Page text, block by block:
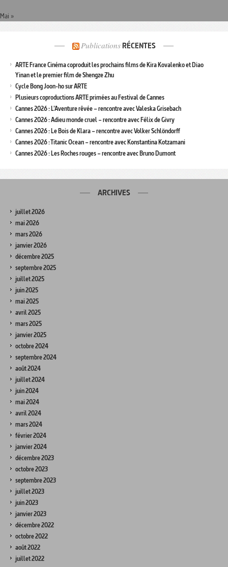
Mai »
Publications RÉCENTES
ARTE France Cinéma coproduit les prochains films de Kira Kovalenko et Diao
Yinan et le premier film de Shengze Zhu
Cycle Bong Joon-ho sur ARTE
Plusieurs coproductions ARTE primées au Festival de Cannes
Cannes 2026 : L’Aventure rêvée – rencontre avec Valeska Grisebach
Cannes 2026 : Adieu monde cruel – rencontre avec Félix de Givry
Cannes 2026 : Le Bois de Klara – rencontre avec Volker Schlöndorff
Cannes 2026 : Titanic Ocean – rencontre avec Konstantina Kotzamani
Cannes 2026 : Les Roches rouges – rencontre avec Bruno Dumont
ARCHIVES
juillet 2026
mai 2026
mars 2026
janvier 2026
décembre 2025
septembre 2025
juillet 2025
juin 2025
mai 2025
avril 2025
mars 2025
janvier 2025
octobre 2024
septembre 2024
août 2024
juillet 2024
juin 2024
mai 2024
avril 2024
mars 2024
février 2024
janvier 2024
décembre 2023
octobre 2023
septembre 2023
juillet 2023
juin 2023
janvier 2023
décembre 2022
octobre 2022
août 2022
juillet 2022